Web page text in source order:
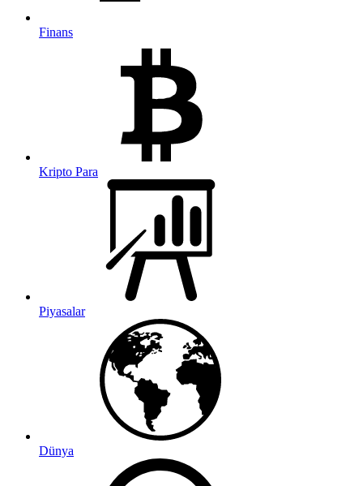
Finans
Kripto Para
Piyasalar
Dünya